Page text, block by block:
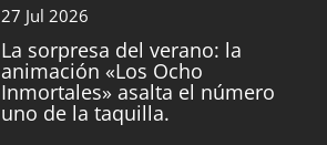
27 Jul 2026
La sorpresa del verano: la
animación «Los Ocho
Inmortales» asalta el número
uno de la taquilla.